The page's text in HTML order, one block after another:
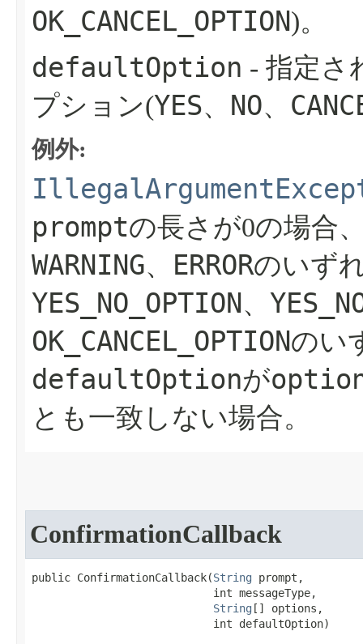
OK_CANCEL_OPTION)。
defaultOption - 指定さ
プション(YES、 NO、
例外:
promptの長さが0の場合、
WARNING、 ERRORのいず
YES_NO_OPTION、
OK_CANCEL_OPTIONのい
defaultOptionが
とも一致しない場合。
ConfirmationCallback
public ConfirmationCallback​(String prompt,
                            int messageType,
String [] options,
                            int defaultOption)